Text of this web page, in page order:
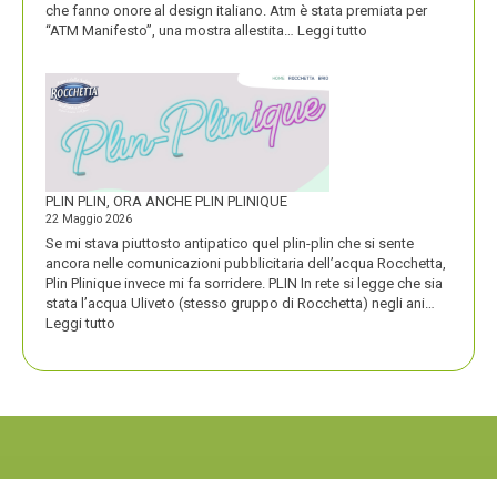
che fanno onore al design italiano. Atm è stata premiata per
“ATM Manifesto”, una mostra allestita… Leggi tutto
PLIN PLIN, ORA ANCHE PLIN PLINIQUE
22 Maggio 2026
Se mi stava piuttosto antipatico quel plin-plin che si sente
ancora nelle comunicazioni pubblicitaria dell’acqua Rocchetta,
Plin Plinique invece mi fa sorridere. PLIN In rete si legge che sia
stata l’acqua Uliveto (stesso gruppo di Rocchetta) negli ani…
Leggi tutto